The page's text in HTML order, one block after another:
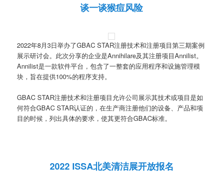
谈一谈猴痘风险
2022年8月3日举办了GBAC STAR注册技术和注册项目第三期案例
展示研讨会。此次分享的企业是Annihilare及其注册项目Annilist。
Annilist是一款软件平台，包含了一整套的应用程序和设施管理模
块，旨在提供100%的程序支持。
GBAC STAR注册技术和注册项目允许公司展示其技术或项目是如
何符合GBAC STAR认证的，在生产商注册他们的设备、产品和项
目的时候，列出具体的要求，使其更符合GBAC标准。
2022 ISSA北美清洁展开放报名